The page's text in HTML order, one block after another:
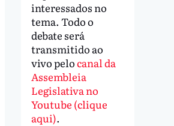
interessados no
tema. Todo o
debate será
transmitido ao
vivo pelocanal da
Assembleia
Legislativa no
Youtube (clique
aqui).